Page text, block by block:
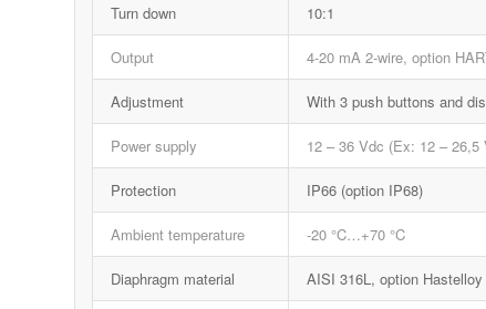
Turn down 10:1
Output 4-20 mA 2-wire, option
Adjustment With 3 push buttons and
Power supply 12 – 36 Vdc (Ex: 12 – 26,5
Protection IP66 (option IP68)
Ambient temperature -20 °C…+70 °C
Diaphragm material AISI 316L, option